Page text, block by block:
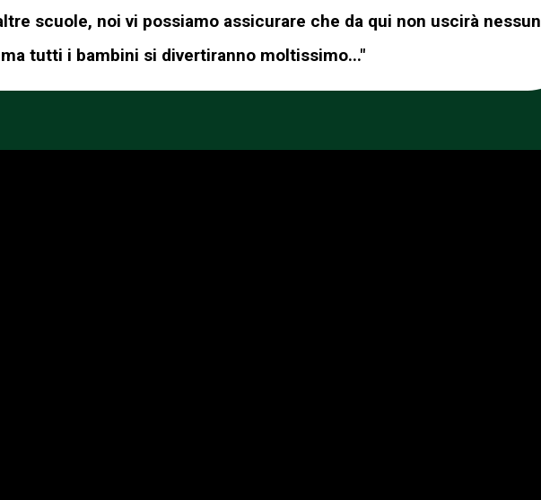
scuole, noi vi possiamo assicurare che da qui non uscirà nessun
tutti i bambini si divertiranno moltissimo..."